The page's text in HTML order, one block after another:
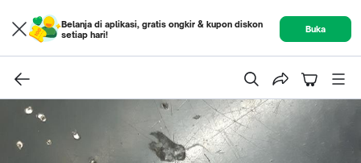
Belanja di aplikasi, gratis ongkir & kupon diskon
setiap hari!
Buka